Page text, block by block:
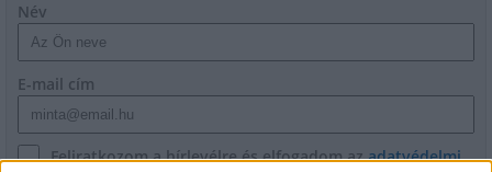
Név
E-mail cím
Feliratkozom a hírlevélre és elfogadom azadatvédelmi